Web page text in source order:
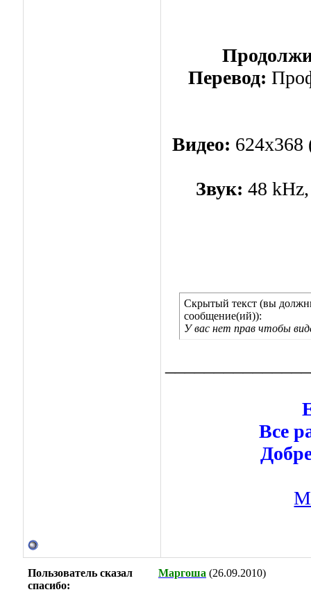
Перевод:
Видео: 624x368
Звук: 48
Скрытый текст (вы
сообщение(ий)):
У вас нет прав чтобы
Все
Пользователь сказал
cпасибо:
Маргоша (26.09.2010)